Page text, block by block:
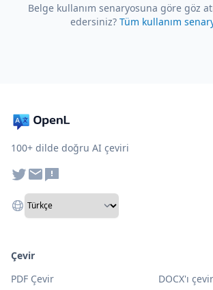
Belge kullanım senaryosuna göre göz
edersiniz? Tüm kullanım
100+ dilde doğru AI çeviri
Çevir
PDF Çevir
DOCX'ı çevir